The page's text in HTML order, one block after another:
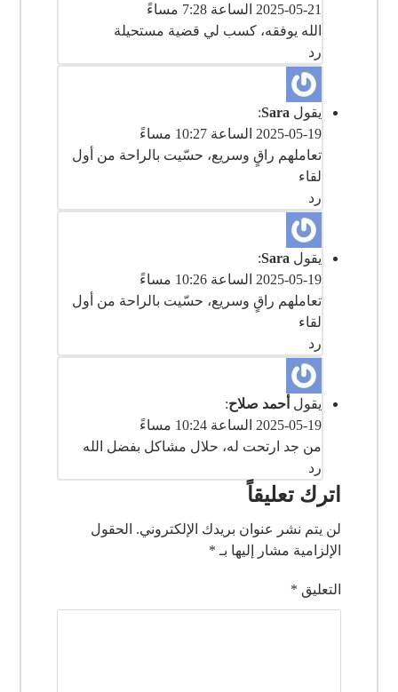
2025-05-21 الساعة 7:28 مساءً
رد
يقول Sara
:
2025-05-19 الساعة 10:27 مساءً
‎تعاملهم راقٍ وسريع، حسّيت بالراحة من أول
لقاء
رد
يقول Sara
:
2025-05-19 الساعة 10:26 مساءً
‎تعاملهم راقٍ وسريع، حسّيت بالراحة من أول
لقاء
رد
يقول أحمد صلاح:
2025-05-19 الساعة 10:24 مساءً
رد
اترك تعليقاً
لن يتم نشر عنوان بريدك الإلكتروني. الحقول
الإلزامية مشار إليها بـ *
التعليق *